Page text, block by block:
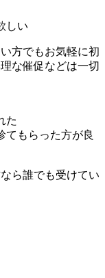
しい
方でもお気軽に初
な催促などは一切
た
てもらった方が良
ら誰でも受けてい